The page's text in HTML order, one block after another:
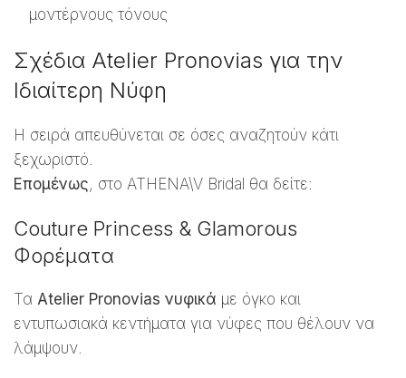
μοντέρνους τόνους
Σχέδια Atelier Pronovias για την
Ιδιαίτερη Νύφη
Η σειρά απευθύνεται σε όσες αναζητούν κάτι
ξεχωριστό.
Επομένως, στο ATHENA\V Bridal θα δείτε:
Couture Princess & Glamorous
Φορέματα
Τα Atelier Pronovias νυφικά με όγκο και
εντυπωσιακά κεντήματα για νύφες που θέλουν να
λάμψουν.